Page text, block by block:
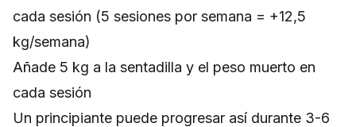
cada sesión (5 sesiones por semana = +12,5
kg/semana)
Añade 5 kg a la sentadilla y el peso muerto en
cada sesión
Un principiante puede progresar así durante 3-6